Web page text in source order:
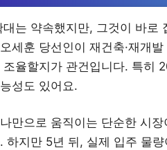
는 약속했지만, 그것이 바로
세훈 당선인이 재건축·재개
율할지가 관건입니다. 특히
성도 있어요.
만으로 움직이는 단순한 시
하지만 5년 뒤, 실제 입주 물